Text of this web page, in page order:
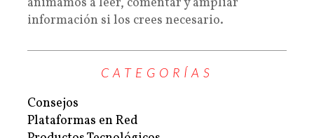
información si los crees necesario.
CATEGORÍAS
Consejos
Plataformas en Red